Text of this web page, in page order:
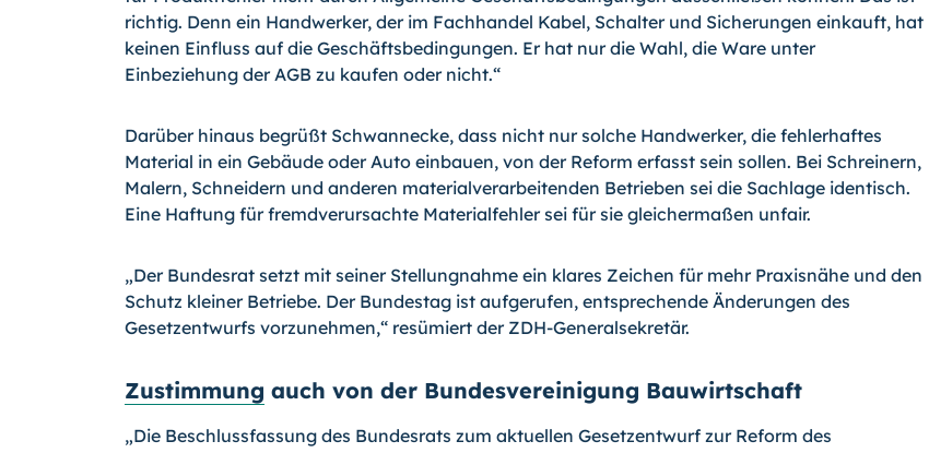
richtig. Denn ein Handwerker, der im Fach­handel Kabel, Schalter und Sicherun­gen einkauft, hat
keinen Einfluss auf die Ge­schäftsbedingungen. Er hat nur die Wahl, die Ware unter
Einbeziehung der AGB zu kaufen oder nicht.“
Darüber hinaus begrüßt Schwannecke, dass nicht nur solche Handwerker, die fehler­haftes
Material in ein Gebäude oder Auto einbauen, von der Reform erfasst sein sollen. Bei Schreinern,
Malern, Schneidern und anderen materialverarbeitenden Betrieben sei die Sachlage identisch.
Eine Haftung für fremdverursachte Materialfehler sei für sie gleichermaßen unfair.
„Der Bundesrat setzt mit seiner Stellungnahme ein klares Zeichen für mehr Praxisnähe und den
Schutz kleiner Betriebe. Der Bundestag ist aufgerufen, entsprechende Ände­rungen des
Gesetzentwurfs vorzunehmen,“ resümiert der ZDH-Generalsekretär.
Zustimmung auch von der Bundesvereinigung Bauwirtschaft
„Die Beschlussfassung des Bundesrats zum aktuellen Gesetzentwurf zur Reform des